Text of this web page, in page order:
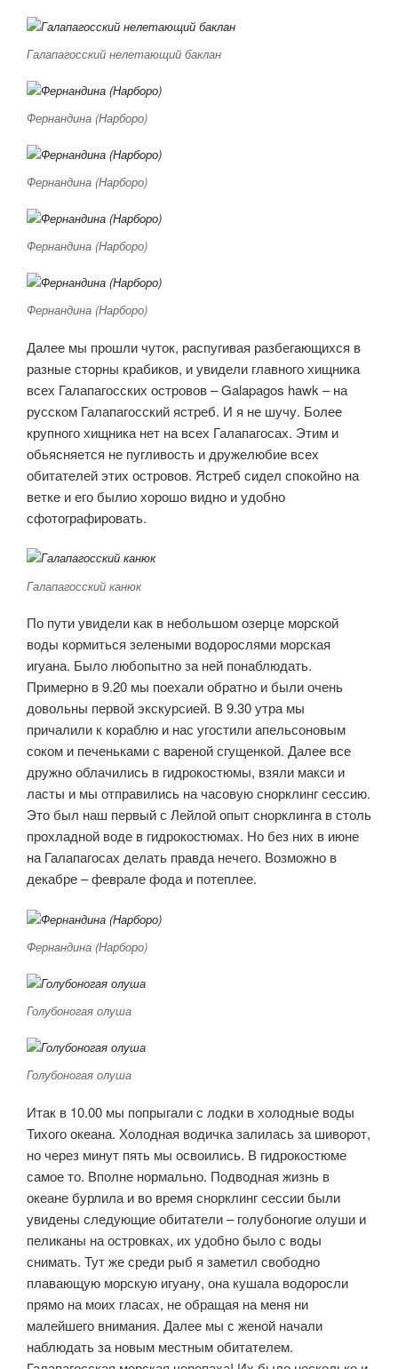
Галапагосский нелетающий баклан
Фернандина (Нарборо)
Фернандина (Нарборо)
Фернандина (Нарборо)
Фернандина (Нарборо)
Далее мы прошли чуток, распугивая разбегающихся в
разные сторны крабиков, и увидели главного хищника
всех Галапагосских островов – Galapagos hawk – на
русском Галапагосский ястреб. И я не шучу. Более
крупного хищника нет на всех Галапагосах. Этим и
обьясняется не пугливость и дружелюбие всех
обитателей этих островов. Ястреб сидел спокойно на
ветке и его былио хорошо видно и удобно
сфотографировать.
Галапагосский канюк
По пути увидели как в небольшом озерце морской
воды кормиться зелеными водорослями морская
игуана. Было любопытно за ней понаблюдать.
Примерно в 9.20 мы поехали обратно и были очень
довольны первой экскурсией. В 9.30 утра мы
причалили к кораблю и нас угостили апельсоновым
соком и печеньками с вареной сгущенкой. Далее все
дружно облачились в гидрокостюмы, взяли макси и
ласты и мы отправились на часовую снорклинг сессию.
Это был наш первый с Лейлой опыт снорклинга в столь
прохладной воде в гидрокостюмах. Но без них в июне
на Галапагосах делать правда нечего. Возможно в
декабре – феврале фода и потеплее.
Фернандина (Нарборо)
Голубоногая олуша
Голубоногая олуша
Итак в 10.00 мы попрыгали с лодки в холодные воды
Тихого океана. Холодная водичка залилась за шиворот,
но через минут пять мы освоились. В гидрокостюме
самое то. Вполне нормально. Подводная жизнь в
океане бурлила и во время снорклинг сессии были
увидены следующие обитатели – голубоногие олуши и
пеликаны на островках, их удобно было с воды
снимать. Тут же среди рыб я заметил свободно
плавающую морскую игуану, она кушала водоросли
прямо на моих гласах, не обращая на меня ни
малейшего внимания. Далее мы с женой начали
наблюдать за новым местным обитателем.